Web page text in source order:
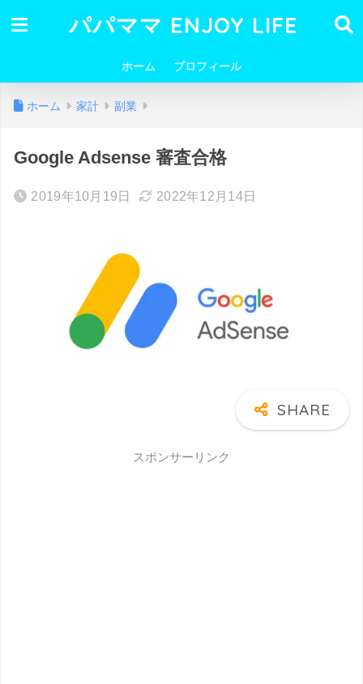
パパママ ENJOY LIFE
ホーム プロフィール
ホーム 家計 副業
Google Adsense 審査合格
2019年10月19日 2022年12月14日
スポンサーリンク